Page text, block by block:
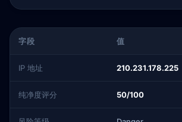
字段 值
IP 地址 210.231.178.225
纯净度评分 50/100